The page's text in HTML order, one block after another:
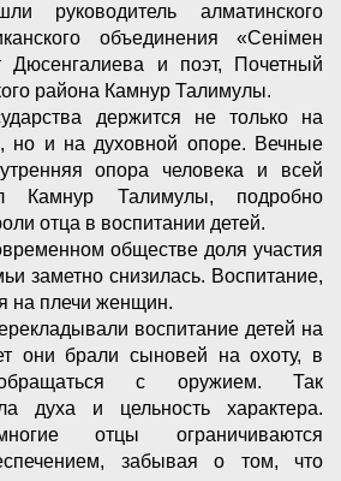
руководитель алматинского
объединения «Сенiмен
Дюсенгалиева и поэт, Почетный
района Камнур Талимулы.
держится не только на
но и на духовной опоре. Вечные
опора человека и всей
Камнур Талимулы, подробно
отца в воспитании детей.
обществе доля участия
заметно снизилась. Воспитание,
на плечи женщин.
воспитание детей на
они брали сыновей на охоту, в
с оружием. Так
духа и цельность характера.
отцы ограничиваются
забывая о том, что